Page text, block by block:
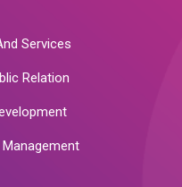
Services
Relation